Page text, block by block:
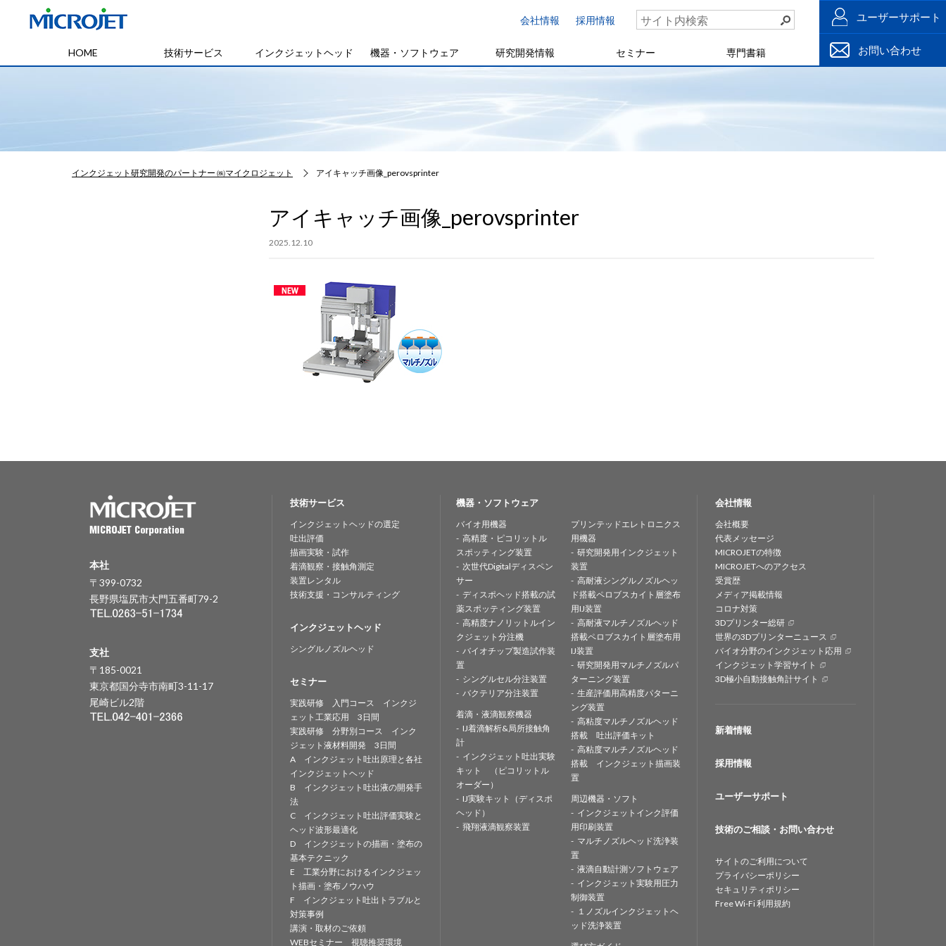
会社情報 採用情報
HOME 技術サービス インクジェットヘッド 機器・ソフトウェア 研究開発情報 セミナー 専門書籍
ユーザーサポート
お問い合わせ
インクジェット研究開発のパートナー ㈱マイクロジェット アイキャッチ画像_perovsprinter
アイキャッチ画像_perovsprinter
2025.12.10
本社
〒399-0732
長野県塩尻市大門五番町79-2
支社
〒185-0021
東京都国分寺市南町3-11-17
尾崎ビル2階
技術サービス
インクジェットヘッドの選定
吐出評価
描画実験・試作
着滴観察・接触角測定
装置レンタル
技術支援・コンサルティング
インクジェットヘッド
シングルノズルヘッド
セミナー
実践研修 入門コース インクジ
ェット工業応用 3日間
実践研修 分野別コース インク
ジェット液材料開発 3日間
A インクジェット吐出原理と各社
インクジェットヘッド
B インクジェット吐出液の開発手
法
C インクジェット吐出評価実験と
ヘッド波形最適化
D インクジェットの描画・塗布の
基本テクニック
E 工業分野におけるインクジェッ
ト描画・塗布ノウハウ
F インクジェット吐出トラブルと
対策事例
講演・取材のご依頼
WEBセミナー 視聴推奨環境
機器・ソフトウェア
バイオ用機器
高精度・ピコリットル
スポッティング装置
次世代Digitalディスペン
サー
ディスポヘッド搭載の試
薬スポッティング装置
高精度ナノリットルイン
クジェット分注機
バイオチップ製造試作装
置
シングルセル分注装置
バクテリア分注装置
着滴・液滴観察機器
IJ着滴解析&局所接触角
計
インクジェット吐出実験
キット （ピコリットル
オーダー）
IJ実験キット（ディスポ
ヘッド）
飛翔液滴観察装置
プリンテッドエレトロニクス
用機器
研究開発用インクジェット
装置
高耐液シングルノズルヘッ
ド搭載ペロブスカイト層塗布
用IJ装置
高耐液マルチノズルヘッド
搭載ペロブスカイト層塗布用
IJ装置
研究開発用マルチノズルパ
ターニング装置
生産評価用高精度パターニ
ング装置
高粘度マルチノズルヘッド
搭載 吐出評価キット
高粘度マルチノズルヘッド
搭載 インクジェット描画装
置
周辺機器・ソフト
インクジェットインク評価
用印刷装置
マルチノズルヘッド洗浄装
置
液滴自動計測ソフトウェア
インクジェット実験用圧力
制御装置
１ノズルインクジェットヘ
ッド洗浄装置
会社情報
会社概要
代表メッセージ
MICROJETの特徴
MICROJETへのアクセス
受賞歴
メディア掲載情報
コロナ対策
3Dプリンター総研
世界の3Dプリンターニュース
バイオ分野のインクジェット応用
インクジェット学習サイト
3D極小自動接触角計サイト
新着情報
採用情報
ユーザーサポート
技術のご相談・お問い合わせ
サイトのご利用について
プライバシーポリシー
セキュリティポリシー
Free Wi-Fi 利用規約